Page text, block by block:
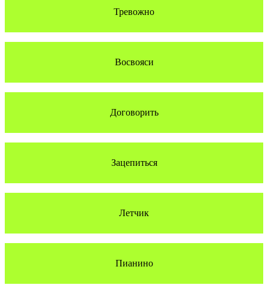
Тревожно
Восвояси
Договорить
Зацепиться
Летчик
Пианино